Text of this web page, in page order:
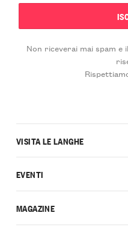
Non riceverai mai spam
VISITA LE LANGHE
EVENTI
MAGAZINE